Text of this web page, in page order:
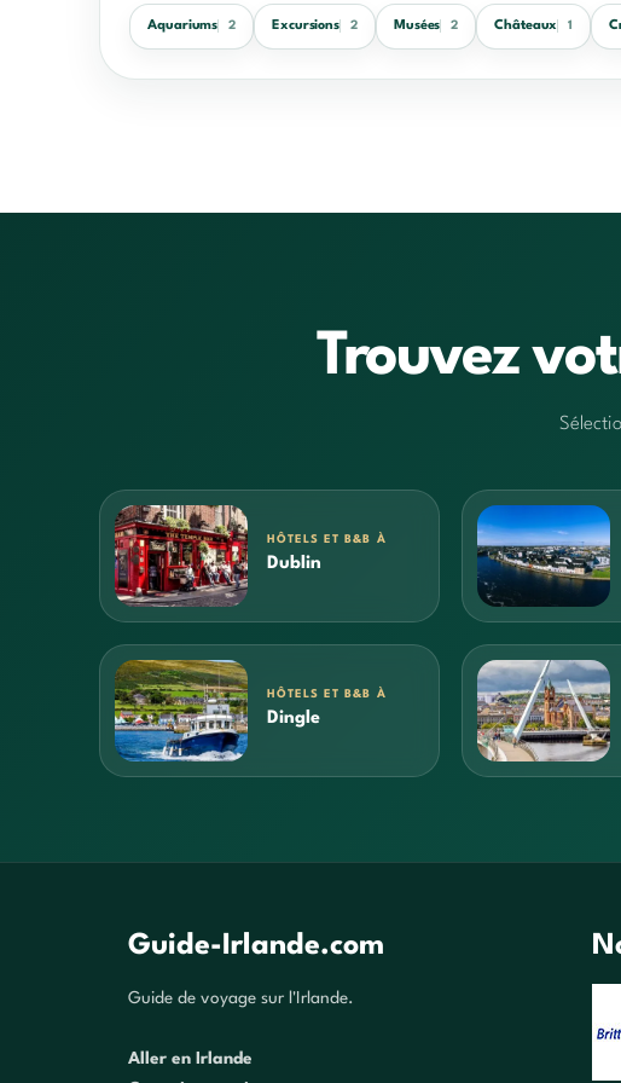
Aquariums 2 Excursions 2 Musées 2 Châteaux 1
Trouvez
HÔTELS ET B&B À
Dublin
HÔTELS ET B&B À
Dingle
Guide-Irlande.com
Guide de voyage sur l'Irlande.
Aller en Irlande